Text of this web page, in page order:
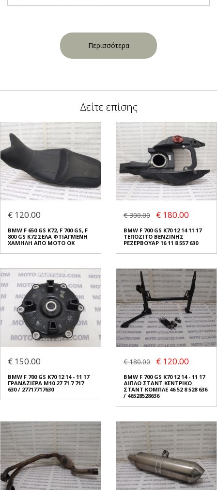
Περισσότερα
Δείτε επίσης
€ 120.00
BMW F 650 GS K72, F 700 GS, F
800 GS K72 ΣΕΛΑ ΦΤΙΑΓΜΕΝΗ
ΧΑΜΗΛΗ ΑΠΟ ΜΟΤΟ ΟΚ
€ 300.00 € 180.00
BMW F 700 GS K70 12 14 11 17
ΤΕΠΟΖΙΤΟ ΒΕΝΖΙΝΗΣ
ΡΕΖΕΡΒΟΥΑΡ 16 11 8 557 630
€ 150.00
BMW F 700 GS K70 12 14 - 11 17
ΓΡΑΝΑΖΙΕΡΑ Μ10 27 71 7 717
630 / 27717717630
€ 180.00 € 120.00
BMW F 700 GS K70 12 14 - 11 17
ΔΙΠΛΟ ΣΤΑΝΤ ΚΕΝΤΡΙΚΟ
ΣΤΑΝΤ ΚΟΜΠΛΕ 46 52 8 528 636
/ 46528528636